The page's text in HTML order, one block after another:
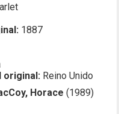
1887
original: Reino Unido
Horace (1989)